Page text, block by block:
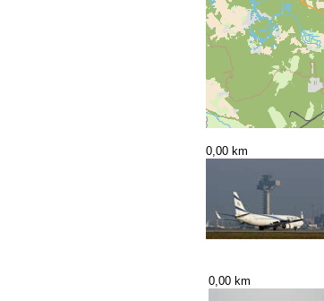
0,00 km
0,00 km